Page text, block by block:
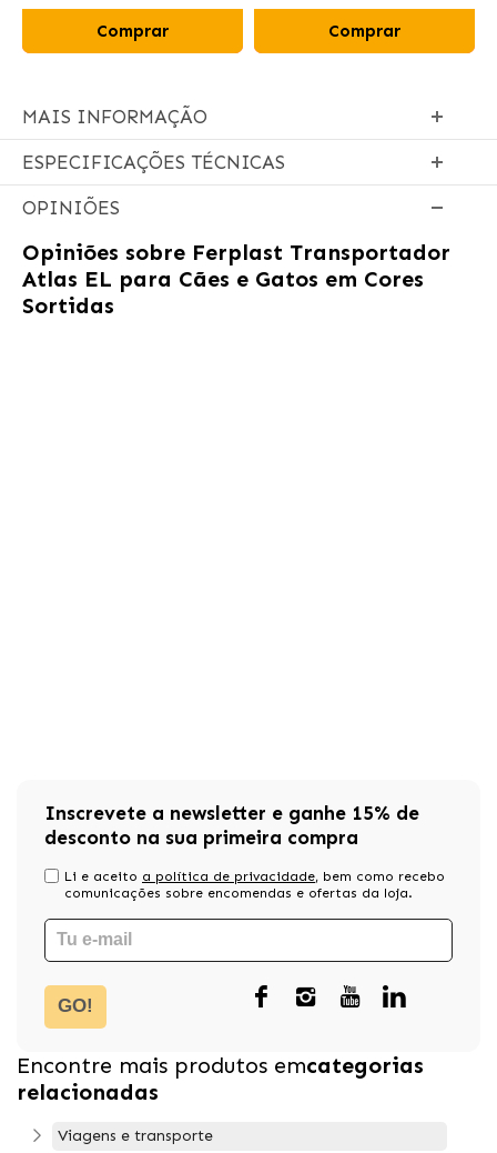
Comprar Comprar
MAIS INFORMAÇÃO
ESPECIFICAÇÕES TÉCNICAS
OPINIÕES
Opiniões sobre Ferplast Transportador
Atlas EL para Cães e Gatos em Cores
Sortidas
Inscrevete a newsletter e ganhe 15% de
desconto na sua primeira compra
Li e aceito a política de privacidade, bem como recebo
comunicações sobre encomendas e ofertas da loja.
GO!
Encontre mais produtos emcategorias
relacionadas
Viagens e transporte